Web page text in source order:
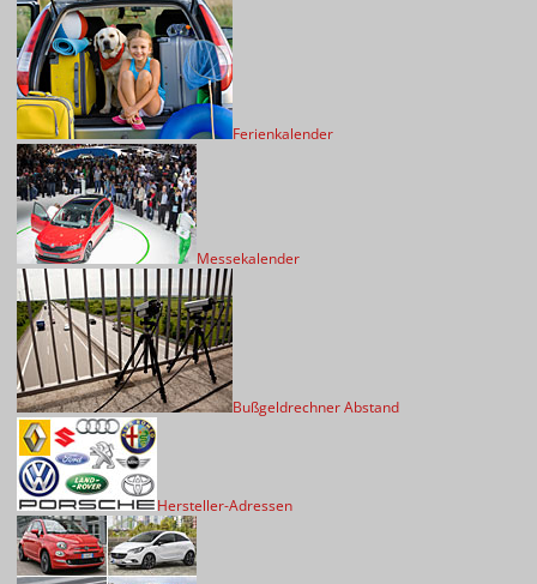
Ferienkalender
Messekalender
Bußgeldrechner Abstand
Hersteller-Adressen